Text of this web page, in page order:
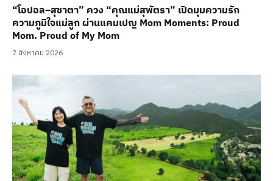
“โอปอล–สุชาตา” ควง “คุณแม่สุพัตรา” เปิดมุมความรัก
ความภูมิใจแม่ลูก ผ่านแคมเปญ Mom Moments: Proud
Mom. Proud of My Mom
7 สิงหาคม 2026